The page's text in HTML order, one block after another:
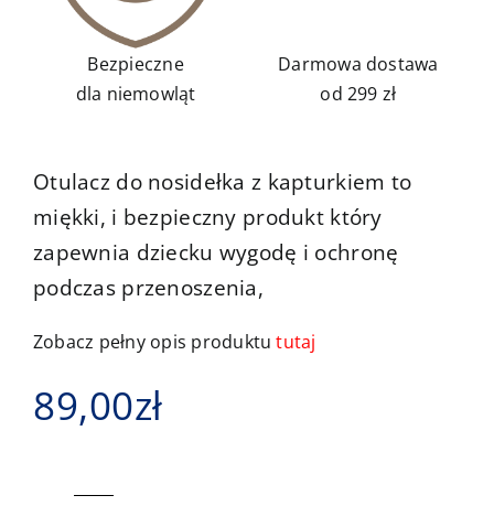
Bezpieczne
dla niemowląt
Darmowa dostawa
od 299 zł
Otulacz do nosidełka z kapturkiem to
miękki, i bezpieczny produkt który
zapewnia dziecku wygodę i ochronę
podczas przenoszenia,
Zobacz pełny opis produktututaj
89,00zł